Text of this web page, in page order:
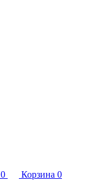
0 Корзина 0